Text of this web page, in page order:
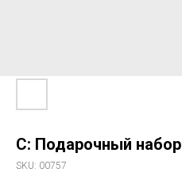
С: Подарочный
SKU: 00757